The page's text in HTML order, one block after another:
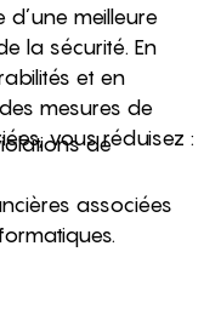
d’une meilleure
la sécurité. En
et en
mesures de
vous réduisez :
de
associées